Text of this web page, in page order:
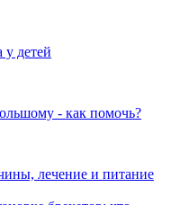
детей
- как помочь?
лечение и питание